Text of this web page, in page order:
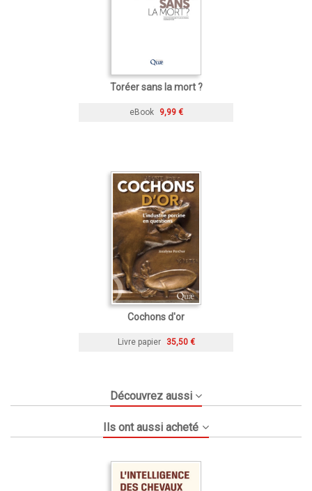
Toréer sans la mort ?
eBook 9,99 €
Cochons d'or
Livre papier 35,50 €
Découvrez aussi
Ils ont aussi acheté